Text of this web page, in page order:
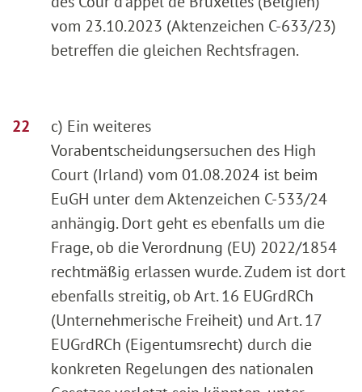
vom 23.10.2023 (Aktenzeichen C-633/23)
betreffen die gleichen Rechtsfragen.
c) Ein weiteres
Vorabentscheidungsersuchen des High
Court (Irland) vom 01.08.2024 ist beim
EuGH unter dem Aktenzeichen C-533/24
anhängig. Dort geht es ebenfalls um die
Frage, ob die Verordnung (EU) 2022/1854
rechtmäßig erlassen wurde. Zudem ist dort
ebenfalls streitig, ob Art. 16 EUGrdRCh
(Unternehmerische Freiheit) und Art. 17
EUGrdRCh (Eigentumsrecht) durch die
konkreten Regelungen des nationalen